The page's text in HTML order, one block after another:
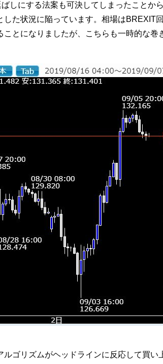
しにする法案も可決してしまったこと
た状況に陥っています。相場はBREXIT
とになりましたが、こちらも一時的な
ゴリズムがヘッドラインに反応して買